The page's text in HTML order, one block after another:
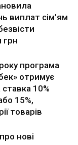
виплат сім’ям
грн
програма
отримує
10%
15%,
товарів
нові